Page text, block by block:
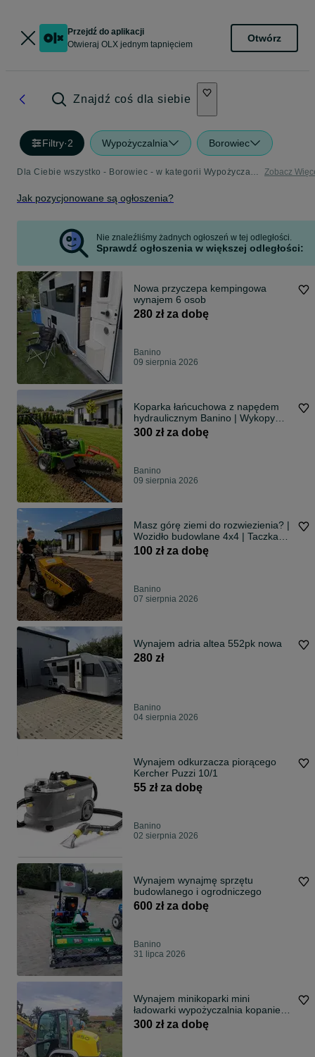
Przejdź do aplikacji
Otwieraj OLX jednym tapnięciem
Otwórz
Znajdź coś dla siebie
Filtry·2 Wypożyczalnia Borowiec
Dla Ciebie wszystko - Borowiec - w kategorii Wypożyczalnia Zobacz
Jak pozycjonowane są ogłoszenia?
Nie znaleźliśmy żadnych ogłoszeń w tej odległości.
Sprawdź ogłoszenia w większej odległości:
Nowa przyczepa kempingowa
wynajem 6 osob
280 zł za dobę
Banino
09 sierpnia 2026
Koparka łańcuchowa z napędem
hydraulicznym Banino | Wykopy
pod instalacje, drenaż i światłowód
300 zł za dobę
Banino
09 sierpnia 2026
Masz górę ziemi do rozwiezienia? |
Wozidło budowlane 4x4 | Taczka
spalinowa | Wynajem Gdańsk
100 zł za dobę
Banino
07 sierpnia 2026
Wynajem adria altea 552pk nowa
280 zł
Banino
04 sierpnia 2026
Wynajem odkurzacza piorącego
Kercher Puzzi 10/1
55 zł za dobę
Banino
02 sierpnia 2026
Wynajem wynajmę sprzętu
budowlanego i ogrodniczego
600 zł za dobę
Banino
31 lipca 2026
Wynajem minikoparki mini
ładowarki wypożyczalnia kopanie
wiertło
300 zł za dobę